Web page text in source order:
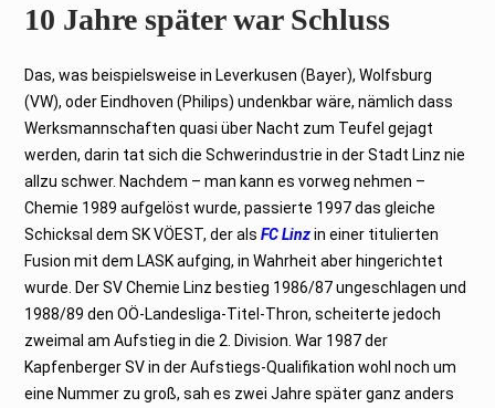
10 Jahre später war Schluss
Das, was beispielsweise in Leverkusen (Bayer), Wolfsburg
(VW), oder Eindhoven (Philips) undenkbar wäre, nämlich dass
Werksmannschaften quasi über Nacht zum Teufel gejagt
werden, darin tat sich die Schwerindustrie in der Stadt Linz nie
allzu schwer. Nachdem – man kann es vorweg nehmen –
Chemie 1989 aufgelöst wurde, passierte 1997 das gleiche
Schicksal dem SK VÖEST, der alsFC Linzin einer titulierten
Fusion mit dem LASK aufging, in Wahrheit aber hingerichtet
wurde. Der SV Chemie Linz bestieg 1986/87 ungeschlagen und
1988/89 den OÖ-Landesliga-Titel-Thron, scheiterte jedoch
zweimal am Aufstieg in die 2. Division. War 1987 der
Kapfenberger SV in der Aufstiegs-Qualifikation wohl noch um
eine Nummer zu groß, sah es zwei Jahre später ganz anders